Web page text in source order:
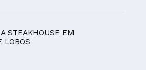
STEAKHOUSE EM
LOBOS